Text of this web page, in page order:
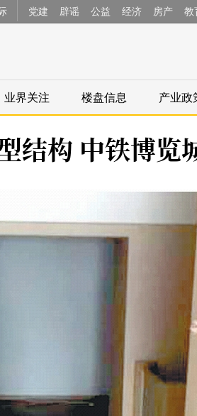
党建 辟谣 公益 经济 房产 教
业界关注 楼盘信息 产业政
结构 中铁博览